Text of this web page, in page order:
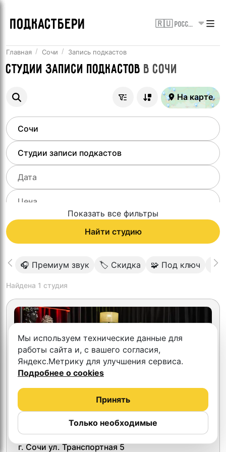
ПОДКАСТБЕРИ 🇷🇺 Россия
Главная Сочи Запись подкастов
Студии записи подкастов вСочи
На карте
Показать все фильтры
Найти студию
🎧 Премиум звук 🏷 Скидка 🧩 Под ключ 🎬
Найдена 1 студия
Samshit 5.0
г. Сочи ул. Транспортная 5
Мы используем технические данные для
работы сайта и, с вашего согласия,
Яндекс.Метрику для улучшения сервиса.
Подробнее о cookies
Только необходимые
Принять